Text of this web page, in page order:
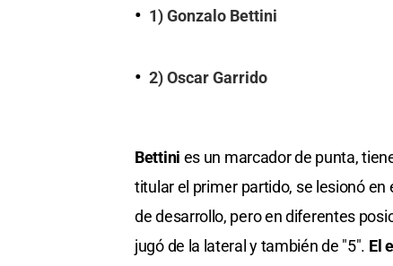
1) Gonzalo Bettini
2) Oscar Garrido
Bettini es un marcador de punta,
titular el primer partido, se lesionó
de desarrollo, pero en diferentes
jugó de la lateral y también de "5". El